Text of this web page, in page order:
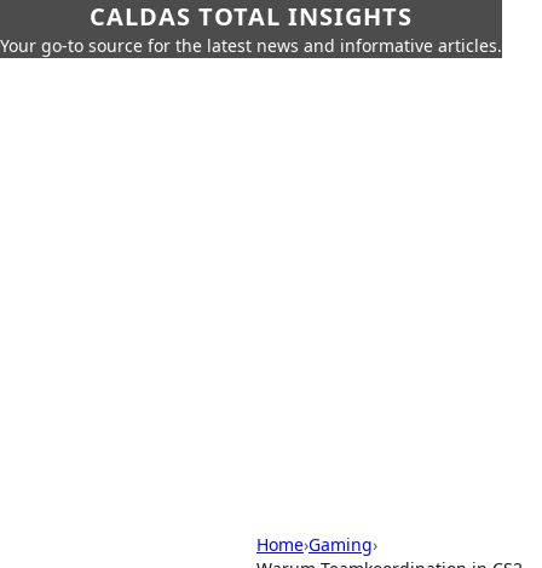
CALDAS TOTAL INSIGHTS
Your go-to source for the latest news and informative articles.
Home›Gaming›